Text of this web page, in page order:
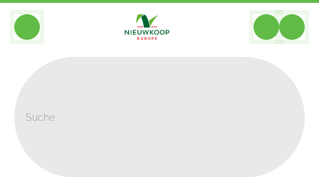
BACK